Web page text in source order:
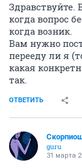
Здравствуйте.
когда вопрос
когда возник.
Вам нужно
перееду ли я
какая
так.
ОТВЕТИТЬ
guru
31 марта